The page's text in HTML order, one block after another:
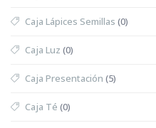
Caja Lápices Semillas (0)
Caja Luz (0)
Caja Presentación (5)
Caja Té (0)